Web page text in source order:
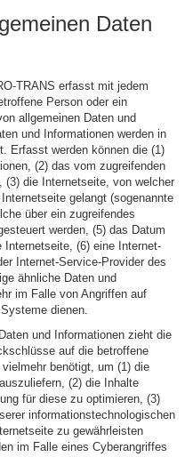
Daten
TRANS erfasst mit jedem
Person oder ein
allgemeinen Daten und
und Informationen werden in
Erfasst werden können die (1)
(2) das vom zugreifenden
die Internetseite, von welcher
gelangt (sogenannte
über ein zugreifendes
werden, (5) das Datum
(6) eine Internet-
Internet-Service-Provider des
ähnliche Daten und
im Falle von Angriffen auf
dienen.
und Informationen zieht die
auf die betroffene
benötigt, um (1) die
(2) die Inhalte
für diese zu optimieren, (3)
informationstechnologischen
zu gewährleisten
im Falle eines Cyberangriffes